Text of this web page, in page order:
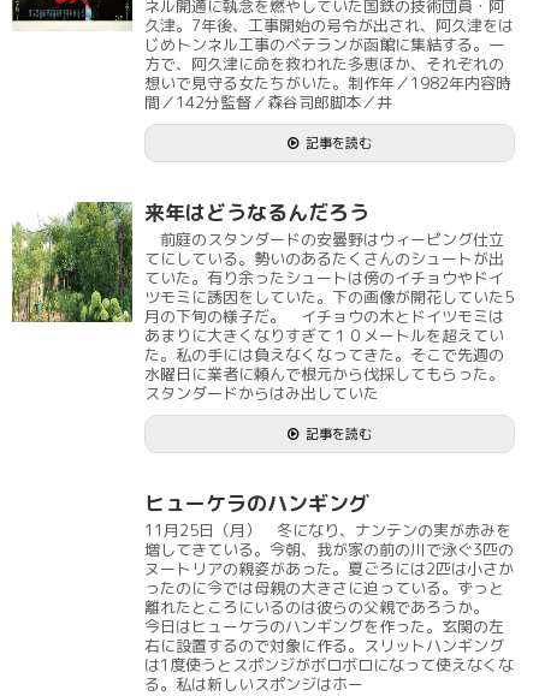
ネル開通に執念を燃やしていた国鉄の技術団員・阿
久津。7年後、工事開始の号令が出され、阿久津をは
じめトンネル工事のベテランが函館に集結する。一
方で、阿久津に命を救われた多恵ほか、それぞれの
想いで見守る女たちがいた。制作年／1982年内容時
間／142分監督／森谷司郎脚本／井
記事を読む
来年はどうなるんだろう
前庭のスタンダードの安曇野はウィーピング仕立
てにしている。勢いのあるたくさんのシュートが出
ていた。有り余ったシュートは傍のイチョウやドイ
ツモミに誘因をしていた。下の画像が開花していた5
月の下旬の様子だ。 イチョウの木とドイツモミは
あまりに大きくなりすぎて１０メートルを超えてい
た。私の手には負えなくなってきた。そこで先週の
水曜日に業者に頼んで根元から伐採してもらった。
スタンダードからはみ出していた
記事を読む
ヒューケラのハンギング
11月25日（月） 冬になり、ナンテンの実が赤みを
増してきている。今朝、我が家の前の川で泳ぐ3匹の
ヌートリアの親姿があった。夏ごろには2匹は小さか
ったのに今では母親の大きさに迫っている。ずっと
離れたところにいるのは彼らの父親であろうか。
今日はヒューケラのハンギングを作った。玄関の左
右に設置するので対象に作る。スリットハンギング
は1度使うとスポンジがボロボロになって使えなくな
る。私は新しいスポンジはホー